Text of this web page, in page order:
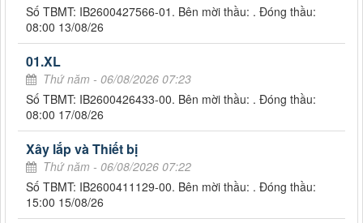
Số TBMT: IB2600427566-01. Bên mời thầu: . Đóng thầu:
08:00 13/08/26
01.XL
Thứ năm - 06/08/2026 07:23
Số TBMT: IB2600426433-00. Bên mời thầu: . Đóng thầu:
08:00 17/08/26
Xây lắp và Thiết bị
Thứ năm - 06/08/2026 07:22
Số TBMT: IB2600411129-00. Bên mời thầu: . Đóng thầu:
15:00 15/08/26